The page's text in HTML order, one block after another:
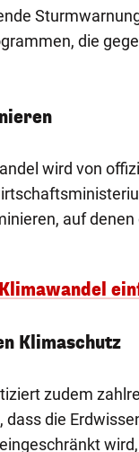
die
wird von
auf
Klimaschutz
zudem
die